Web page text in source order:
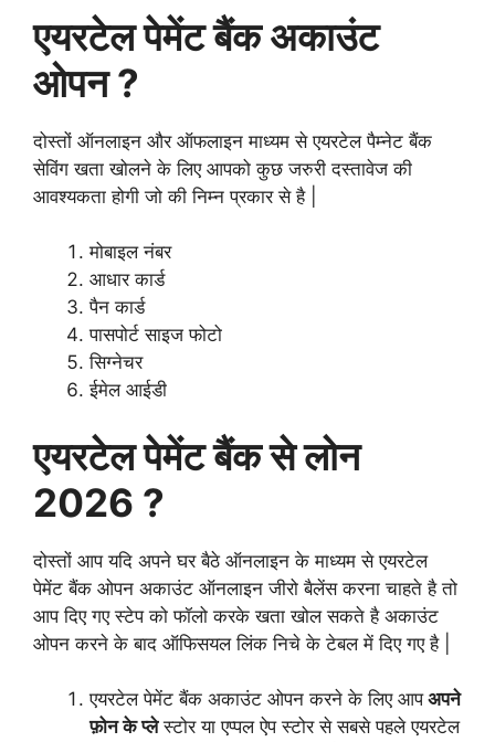
एयरटेल पेमेंट बैंक अकाउंट
ओपन ?
दोस्तों ऑनलाइन और ऑफलाइन माध्यम से एयरटेल पैम्नेट बैंक
सेविंग खता खोलने के लिए आपको कुछ जरुरी दस्तावेज की
आवश्यकता होगी जो की निम्न प्रकार से है |
मोबाइल नंबर
आधार कार्ड
पैन कार्ड
पासपोर्ट साइज फोटो
सिग्नेचर
ईमेल आईडी
एयरटेल पेमेंट बैंक से लोन
2026 ?
दोस्तों आप यदि अपने घर बैठे ऑनलाइन के माध्यम से एयरटेल
पेमेंट बैंक ओपन अकाउंट ऑनलाइन जीरो बैलेंस करना चाहते है तो
आप दिए गए स्टेप को फॉलो करके खता खोल सकते है अकाउंट
ओपन करने के बाद ऑफिसयल लिंक निचे के टेबल में दिए गए है |
एयरटेल पेमेंट बैंक अकाउंट ओपन करने के लिए आपअपने
फ़ोन के प्लेस्टोर या एप्पल ऐप स्टोर से सबसे पहले एयरटेल